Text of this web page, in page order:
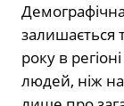
залишається
року в
людей, ніж